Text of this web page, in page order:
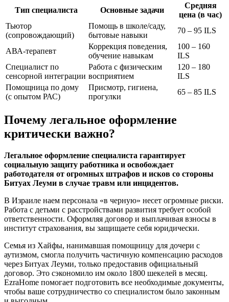
Тип специалиста Основные задачи
Средняя
цена (в час)
Тьютор
(сопровождающий)
Помощь в школе/саду,
бытовые навыки
70 – 95 ILS
АВА-терапевт
Коррекция поведения,
обучение навыкам
100 – 160
ILS
Специалист по
сенсорной интеграции
Работа с физическим
восприятием
120 – 180
ILS
Помощница по дому
(с опытом РАС)
Присмотр, гигиена,
прогулки
65 – 85 ILS
Почему легальное оформление
критически важно?
Легальное оформление специалиста гарантирует
социальную защиту работника и освобождает
работодателя от огромных штрафов и исков со стороны
Битуах Леуми в случае травм или инцидентов.
В Израиле наем персонала «в черную» несет огромные риски.
Работа с детьми с расстройствами развития требует особой
ответственности. Оформляя договор и выплачивая взносы в
институт страхования, вы защищаете себя юридически.
Семья из Хайфы, нанимавшая помощницу для дочери с
аутизмом, смогла получить частичную компенсацию расходов
через Битуах Леуми, только предоставив официальный
договор. Это сэкономило им около 1800 шекелей в месяц.
EzraHome помогает подготовить все необходимые документы,
чтобы ваше сотрудничество со специалистом было законным